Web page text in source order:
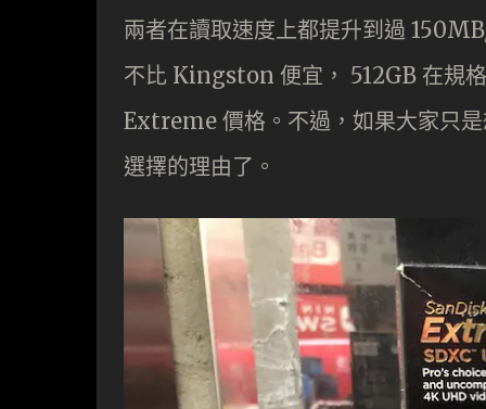
兩者在讀取速度上都提升到過
不比 Kingston 便宜， 512GB 在規
Extreme 價格。不過，如果大家只
選擇的理由了。